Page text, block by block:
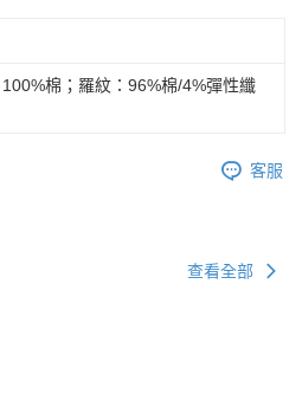
棉；羅紋：96%棉/4%彈性纖
客服
查看全部